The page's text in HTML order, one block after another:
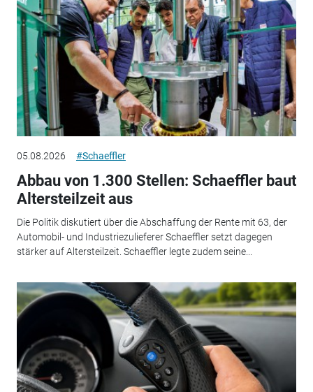
05.08.2026 #Schaeffler
Abbau von 1.300 Stellen: Schaeffler baut
Altersteilzeit aus
Die Politik diskutiert über die Abschaffung der Rente mit 63, der
Automobil- und Industriezulieferer Schaeffler setzt dagegen
stärker auf Altersteilzeit. Schaeffler legte zudem seine...